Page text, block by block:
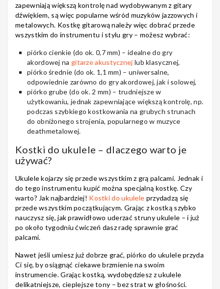
zapewniają większą kontrolę nad wydobywanym z gitary
dźwiękiem, są więc popularne wśród muzyków jazzowych i
metalowych. Kostkę gitarową należy więc dobrać przede
wszystkim do instrumentu i stylu gry – możesz wybrać:
piórko cienkie (do ok. 0,7 mm) – idealne do gry
akordowej na gitarze akustycznej lub klasycznej,
piórko średnie (do ok. 1,1 mm) – uniwersalne,
odpowiednie zarówno do gry akordowej, jak i solowej,
piórko grube (do ok. 2 mm) – trudniejsze w
użytkowaniu, jednak zapewniające większą kontrolę, np.
podczas szybkiego kostkowania na grubych strunach
do obniżonego strojenia, popularnego w muzyce
deathmetalowej.
Kostki do ukulele – dlaczego warto je
używać?
Ukulele kojarzy się przede wszystkim z grą palcami. Jednak i
do tego instrumentu kupić można specjalną kostkę. Czy
warto? Jak najbardziej! Kostki do ukulele przydadzą się
przede wszystkim początkującym. Grając z kostką szybko
nauczysz się, jak prawidłowo uderzać struny ukulele – i już
po około tygodniu ćwiczeń dasz radę sprawnie grać
palcami.
Nawet jeśli umiesz już dobrze grać, piórko do ukulele przyda
Ci się, by osiągnąć ciekawe brzmienie na swoim
instrumencie. Grając kostką, wydobędziesz z ukulele
delikatniejsze, cieplejsze tony – bez strat w głośności.